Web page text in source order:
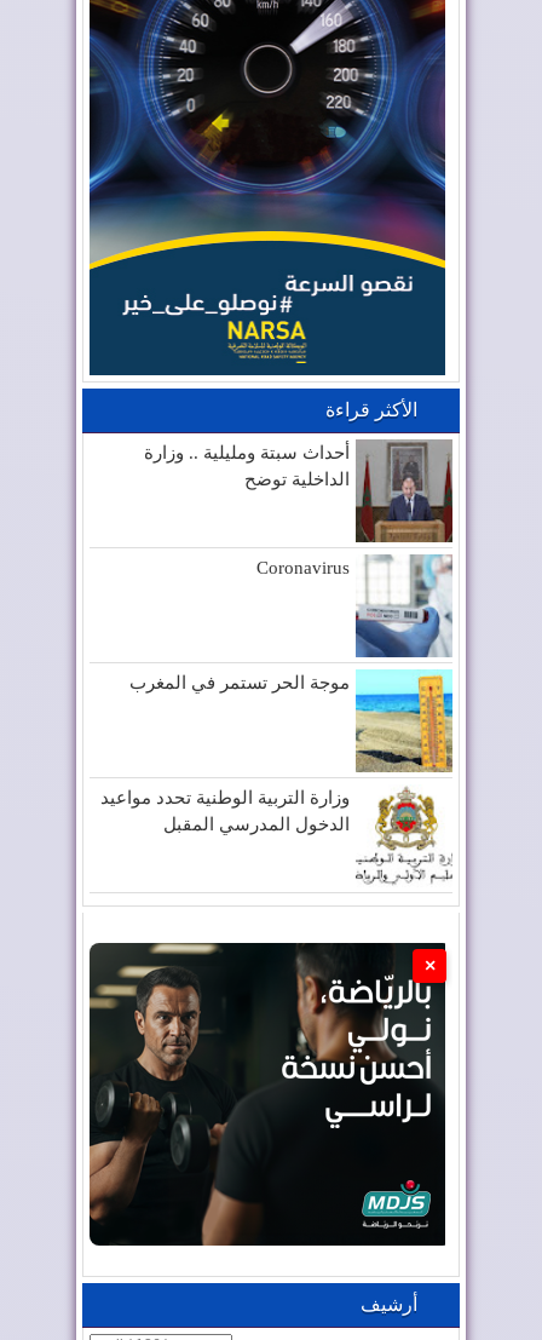
الأكثر قراءة
أحداث سبتة ومليلية .. وزارة
الداخلية توضح
Coronavirus
موجة الحر تستمر في المغرب
وزارة التربية الوطنية تحدد مواعيد
الدخول المدرسي المقبل
×
أرشيف